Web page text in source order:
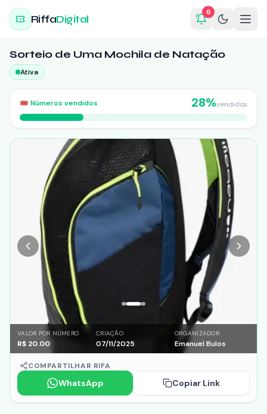
RiffaDigital
6
Sorteio de Uma Mochila de Natação
Ativa
🎟️ Números vendidos 28%vendidos
VALOR POR NÚMERO
R$ 20.00
CRIAÇÃO
07/11/2025
ORGANIZADOR
Emanuel Bulos
COMPARTILHAR RIFA
WhatsApp Copiar Link